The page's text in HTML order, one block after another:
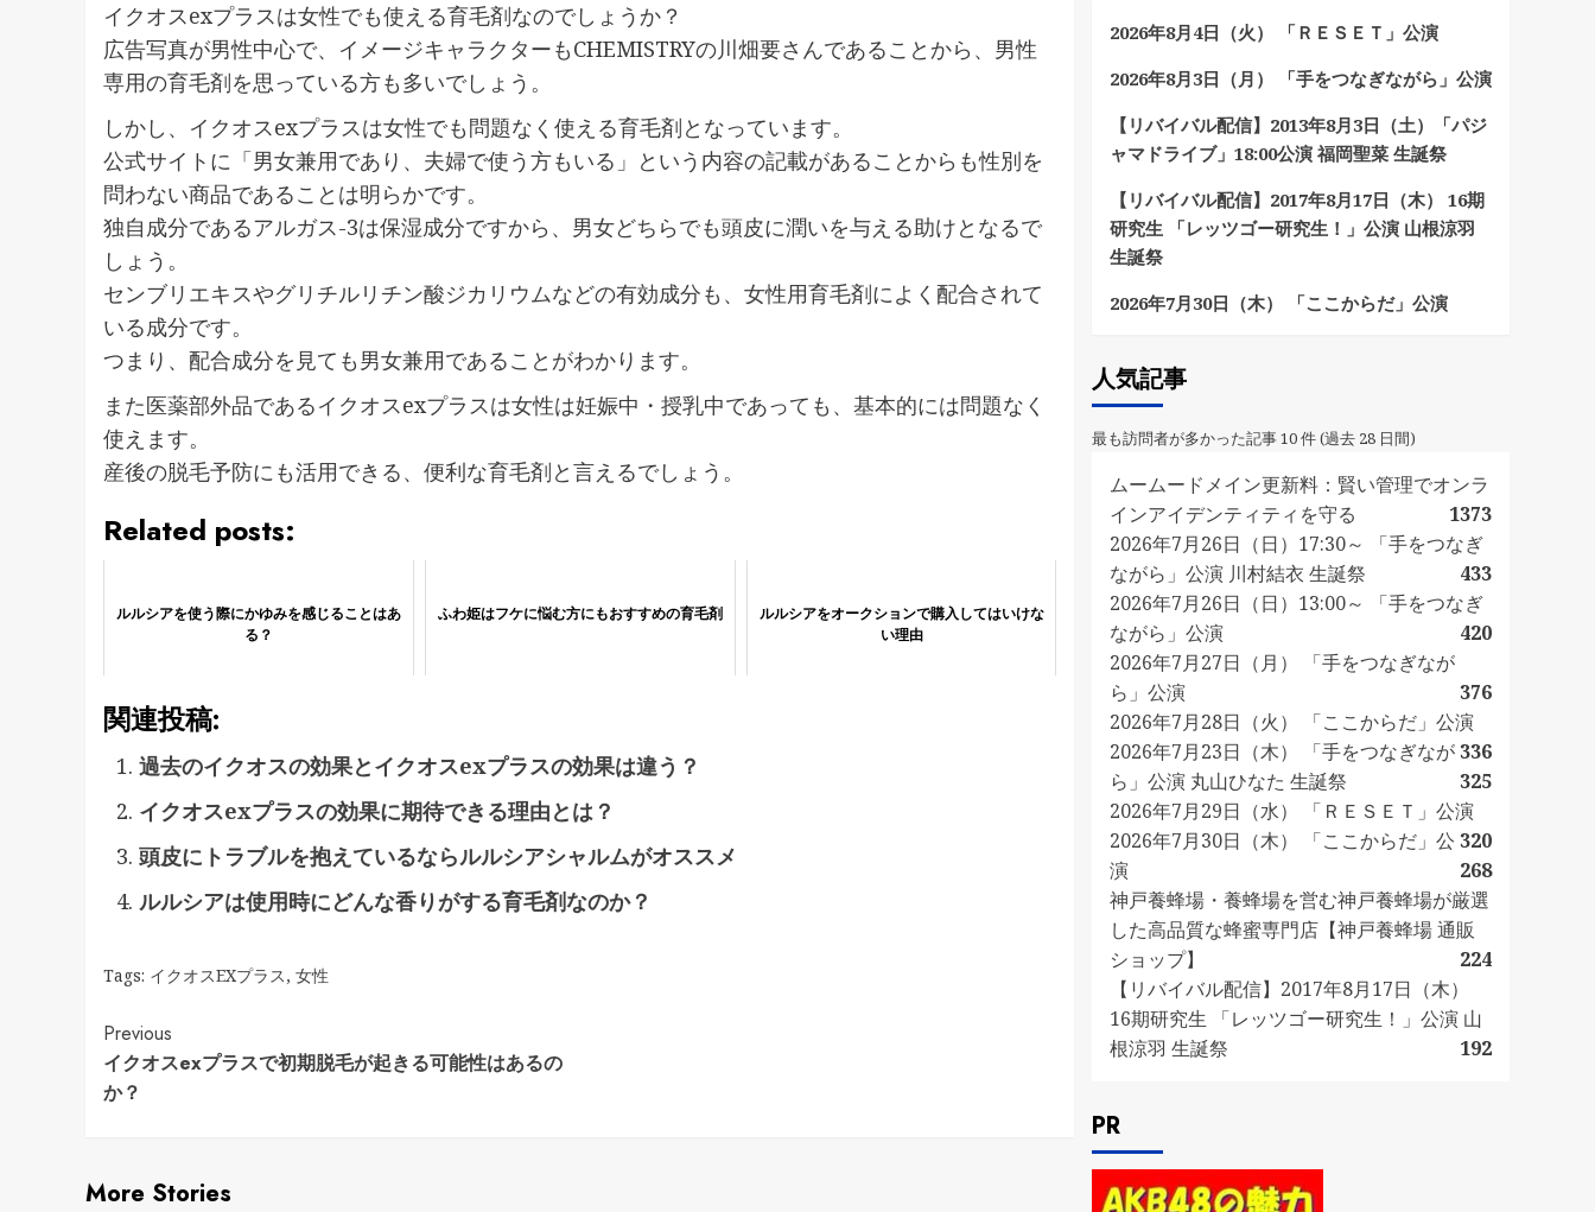
イクオスexプラスは女性でも使える育毛剤なのでしょうか？
広告写真が男性中心で、イメージキャラクターもCHEMISTRYの川畑要さんであることから、男性
専用の育毛剤を思っている方も多いでしょう。
しかし、イクオスexプラスは女性でも問題なく使える育毛剤となっています。
公式サイトに「男女兼用であり、夫婦で使う方もいる」という内容の記載があることからも性別を
問わない商品であることは明らかです。
独自成分であるアルガス-3は保湿成分ですから、男女どちらでも頭皮に潤いを与える助けとなるで
しょう。
センブリエキスやグリチルリチン酸ジカリウムなどの有効成分も、女性用育毛剤によく配合されて
いる成分です。
つまり、配合成分を見ても男女兼用であることがわかります。
また医薬部外品であるイクオスexプラスは女性は妊娠中・授乳中であっても、基本的には問題なく
使えます。
産後の脱毛予防にも活用できる、便利な育毛剤と言えるでしょう。
Related posts:
ルルシアを使う際にかゆみを感じることはあ
る？
ふわ姫はフケに悩む方にもおすすめの育毛剤
ルルシアをオークションで購入してはいけな
い理由
関連投稿:
過去のイクオスの効果とイクオスexプラスの効果は違う？
イクオスexプラスの効果に期待できる理由とは？
頭皮にトラブルを抱えているならルルシアシャルムがオススメ
ルルシアは使用時にどんな香りがする育毛剤なのか？
Tags: イクオスEXプラス, 女性
Continue
Reading
Previous
イクオスexプラスで初期脱毛が起きる可能性はあるの
か？
More Stories
2026年8月4日（火） 「ＲＥＳＥＴ」公演
2026年8月3日（月） 「手をつなぎながら」公演
【リバイバル配信】2013年8月3日（土）「パジ
ャマドライブ」18:00公演 福岡聖菜 生誕祭
【リバイバル配信】2017年8月17日（木） 16期
研究生 「レッツゴー研究生！」公演 山根涼羽
生誕祭
2026年7月30日（木） 「ここからだ」公演
人気記事
最も訪問者が多かった記事 10 件 (過去 28 日間)
ムームードメイン更新料：賢い管理でオンラ
インアイデンティティを守る
1373
2026年7月26日（日）17:30～ 「手をつなぎ
ながら」公演 川村結衣 生誕祭
433
2026年7月26日（日）13:00～ 「手をつなぎ
ながら」公演
420
2026年7月27日（月） 「手をつなぎなが
ら」公演
376
2026年7月28日（火） 「ここからだ」公演
336
2026年7月23日（木） 「手をつなぎなが
ら」公演 丸山ひなた 生誕祭
325
2026年7月29日（水） 「ＲＥＳＥＴ」公演
320
2026年7月30日（木） 「ここからだ」公
演
268
神戸養蜂場・養蜂場を営む神戸養蜂場が厳選
した高品質な蜂蜜専門店【神戸養蜂場 通販
ショップ】
224
【リバイバル配信】2017年8月17日（木）
16期研究生 「レッツゴー研究生！」公演 山
根涼羽 生誕祭
192
PR